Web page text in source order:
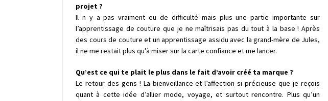
projet ?
Il n y a pas vraiment eu de difficulté mais plus une partie importante sur
l’apprentissage de couture que je ne maîtrisais pas du tout à la base ! Après
des cours de couture et un apprentissage assidu avec la grand-mère de Jules,
il ne me restait plus qu’à miser sur la carte confiance et me lancer.
Qu’est ce qui te plait le plus dans le fait d’avoir créé ta marque ?
Le retour des gens ! La bienveillance et l’affection si précieuse que je reçois
quant à cette idée d’allier mode, voyage, et surtout rencontre. Plus qu’un